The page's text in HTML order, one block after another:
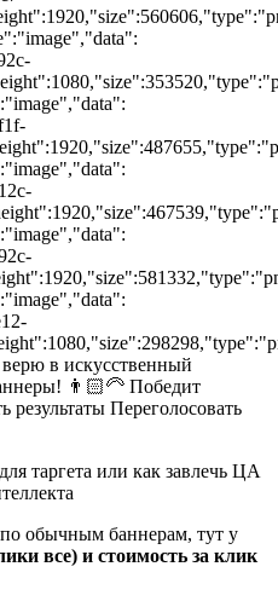
в искусственный
👨🏻‍🦳 Победит
результаты Переголосовать
обычным баннерам, тут у
все) и стоимость за клик